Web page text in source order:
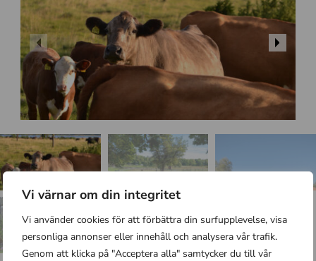
Vi värnar om din integritet
Vi använder cookies för att förbättra din surfupplevelse, visa
personliga annonser eller innehåll och analysera vår trafik.
Genom att klicka på "Acceptera alla" samtycker du till vår